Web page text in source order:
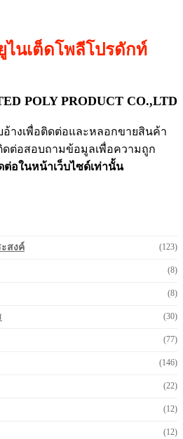
ไนเต็ดโพลีโปรดักท์
POLY PRODUCT CO.,LTD
างเพื่อติดต่อและหลอกขายสินค้า
ต่อสอบถามข้อมูลเพื่อความถูก
ต่อในหน้าเว็บไซด์เท่านั้น
สงค์ (123)
(8)
(8)
(30)
(77)
(146)
(22)
(12)
(12)